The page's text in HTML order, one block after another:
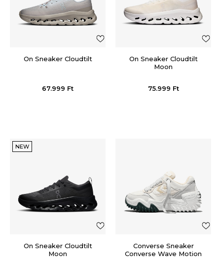
On Sneaker Cloudtilt
67.999 Ft
On Sneaker Cloudtilt
Moon
75.999 Ft
NEW
On Sneaker Cloudtilt
Moon
Converse Sneaker
Converse Wave Motion